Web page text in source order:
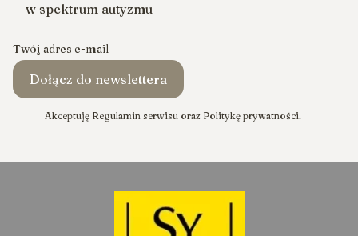
w spektrum autyzmu
Twój adres e-mail
Dołącz do newslettera
Akceptuję Regulamin serwisu oraz Politykę prywatności.